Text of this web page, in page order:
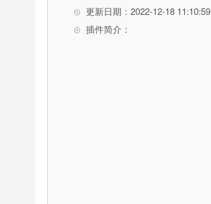
更新日期：2022-12-18 11:10:59
插件简介：